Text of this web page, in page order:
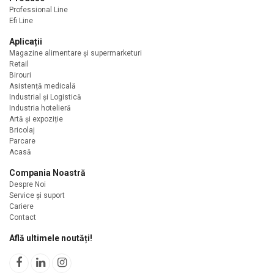
Professional Line
Efi Line
Aplicații
Magazine alimentare şi supermarketuri
Retail
Birouri
Asistență medicală
Industrial și Logistică
Industria hotelieră
Artă și expoziție
Bricolaj
Parcare
Acasă
Compania Noastră
Despre Noi
Service și suport
Cariere
Contact
Află ultimele noutăți!